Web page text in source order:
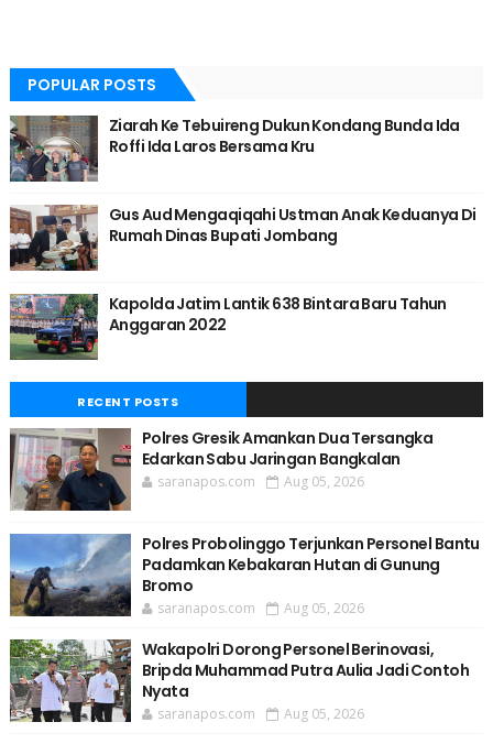
POPULAR POSTS
Ziarah Ke Tebuireng Dukun Kondang Bunda Ida
Roffi Ida Laros Bersama Kru
Gus Aud Mengaqiqahi Ustman Anak Keduanya Di
Rumah Dinas Bupati Jombang
Kapolda Jatim Lantik 638 Bintara Baru Tahun
Anggaran 2022
RECENT POSTS
Polres Gresik Amankan Dua Tersangka
Edarkan Sabu Jaringan Bangkalan
saranapos.com Aug 05, 2026
Polres Probolinggo Terjunkan Personel Bantu
Padamkan Kebakaran Hutan di Gunung
Bromo
saranapos.com Aug 05, 2026
Wakapolri Dorong Personel Berinovasi,
Bripda Muhammad Putra Aulia Jadi Contoh
Nyata
saranapos.com Aug 05, 2026